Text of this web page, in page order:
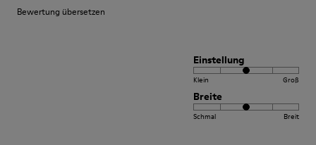
Bewertung übersetzen
Einstellung
Klein Groß
Breite
Schmal Breit